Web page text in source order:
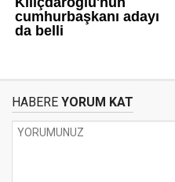
HABERE YORUM KAT